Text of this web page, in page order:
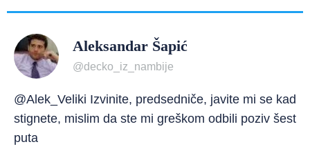
Aleksandar Šapić
@decko_iz_nambije
@Alek_Veliki Izvinite, predsedniče, javite mi se kad
stignete, mislim da ste mi greškom odbili poziv šest
puta